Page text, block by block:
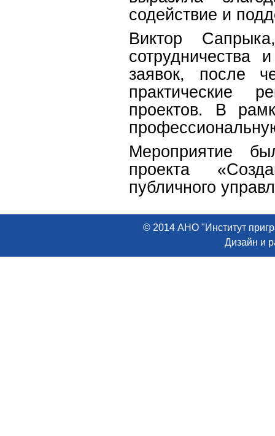
содействие и
Виктор
сотрудничества
заявок, после
практические
проектов. В
Мероприятие
проекта
публичного
© 2014 АНО "Институт
Дизайн и